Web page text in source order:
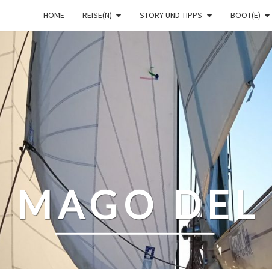
HOME REISE(N) STORY UND TIPPS BOOT(E)
MAGO DEL